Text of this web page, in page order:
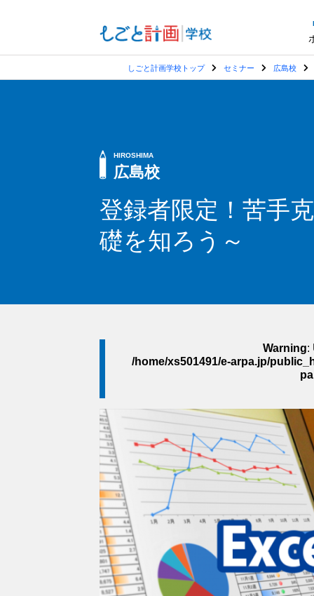
しごと計画学校トップ セミナー 広島校
HIROSHIMA
広島校
登録者限定！苦手
礎を知ろう～
Warning:
/home/xs501491/e-arpa.jp/